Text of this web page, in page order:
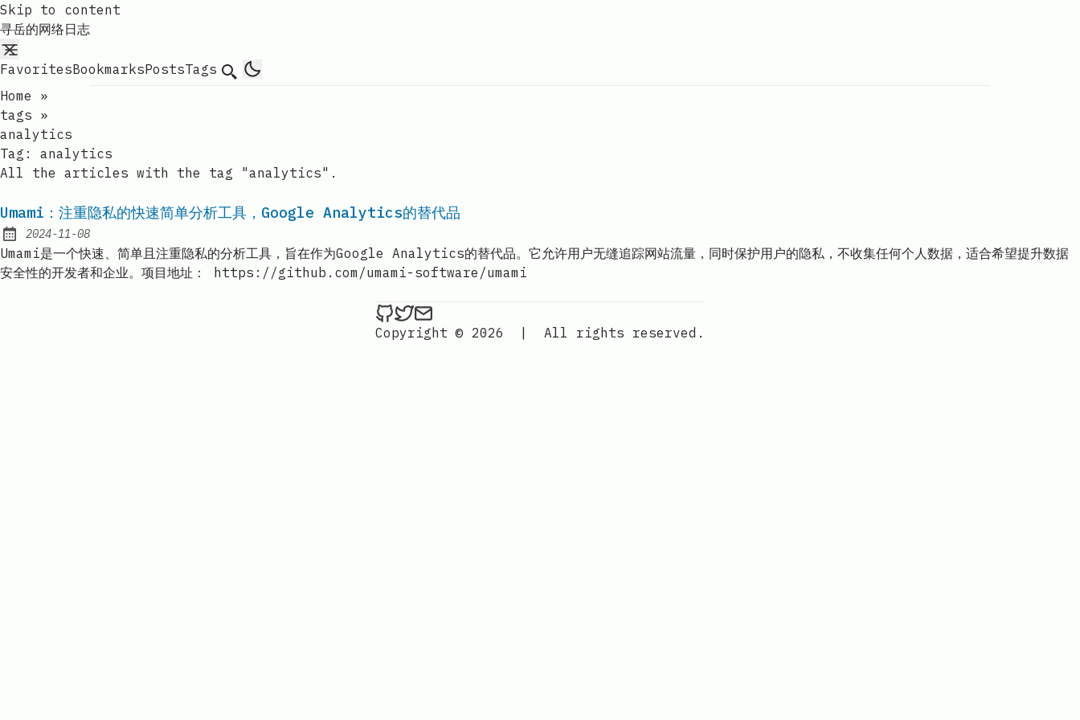
Skip to content
寻岳的网络日志
FavoritesBookmarksPostsTags Search
Home
»
tags »
analytics
Tag: analytics
All the articles with the tag "analytics".
Umami：注重隐私的快速简单分析工具，Google Analytics的替代品
Published:
2024-11-08
Umami是一个快速、简单且注重隐私的分析工具，旨在作为Google Analytics的替代品。它允许用户无缝追踪网站流量，同时保护用户的隐私，不收集任何个人数据，适合希望提升数据
安全性的开发者和企业。项目地址： https://github.com/umami-software/umami
ethan4768 on Github
ethan4768 on Twitter
Copyright © 2026
| All rights reserved.